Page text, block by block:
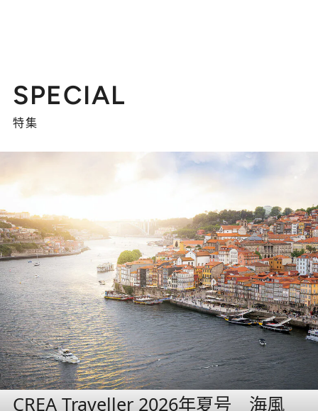
SPECIAL
特集
CREA Traveller 2026年夏号 海風